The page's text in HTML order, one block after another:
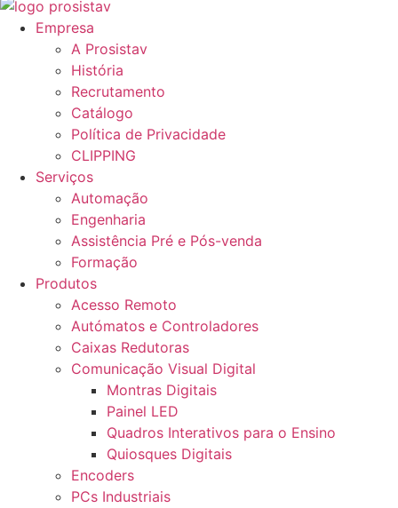
Empresa
A Prosistav
História
Recrutamento
Catálogo
Política de Privacidade
CLIPPING
Serviços
Automação
Engenharia
Assistência Pré e Pós-venda
Formação
Produtos
Acesso Remoto
Autómatos e Controladores
Caixas Redutoras
Comunicação Visual Digital
Montras Digitais
Painel LED
Quadros Interativos para o Ensino
Quiosques Digitais
Encoders
PCs Industriais